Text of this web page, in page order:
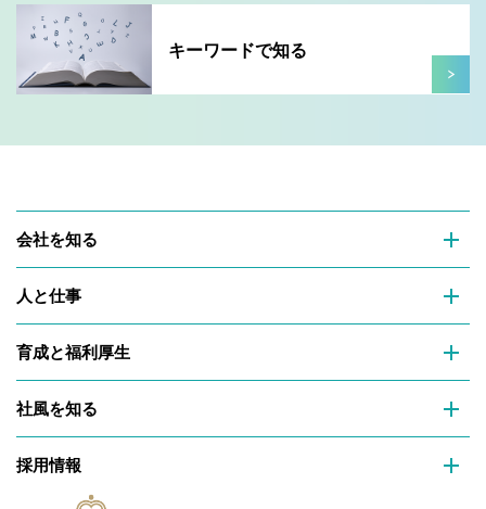
キーワードで知る
会社を知る
人と仕事
育成と福利厚生
社風を知る
採用情報